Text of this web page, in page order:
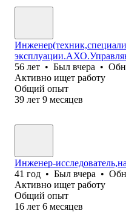
56 лет • Был вчера •
Активно ищет работу
Общий опыт
39 лет 9 месяцев
Инженер-
41 год • Был вчера •
Активно ищет работу
Общий опыт
16 лет 6 месяцев